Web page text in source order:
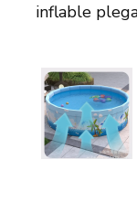
inflable